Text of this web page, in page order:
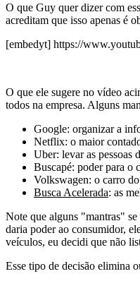
O que Guy quer dizer com
acreditam que isso apenas é
[embedyt] https://
O que ele sugere no vídeo
todos na empresa. Alguns
Google: organizar a
Netflix: o maior
Uber: levar as pessoas
Buscapé: poder para o
Volkswagen: o carro
Busca Acelerada: as
Note que alguns "mantras"
daria poder ao consumidor,
veículos, eu decidi que não
Esse tipo de decisão elimina